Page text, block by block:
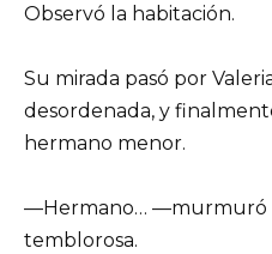
Observó la habitación.
Su mirada pasó por
desordenada, y
hermano menor.
—Hermano… —murmuró
temblorosa.